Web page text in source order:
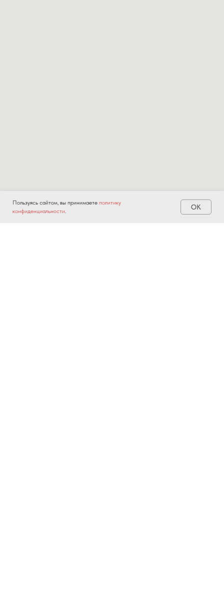
Пользуясь сайтом, вы принимаете политику
конфиденциальности.
OK